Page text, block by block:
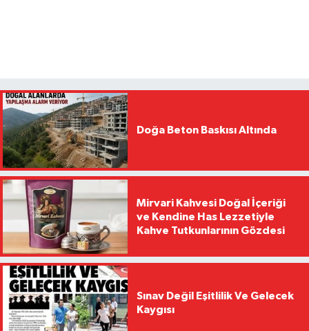
Doğa Beton Baskısı Altında
Mirvari Kahvesi Doğal İçeriği
ve Kendine Has Lezzetiyle
Kahve Tutkunlarının Gözdesi
Sınav Değil Eşitlilik Ve Gelecek
Kaygısı